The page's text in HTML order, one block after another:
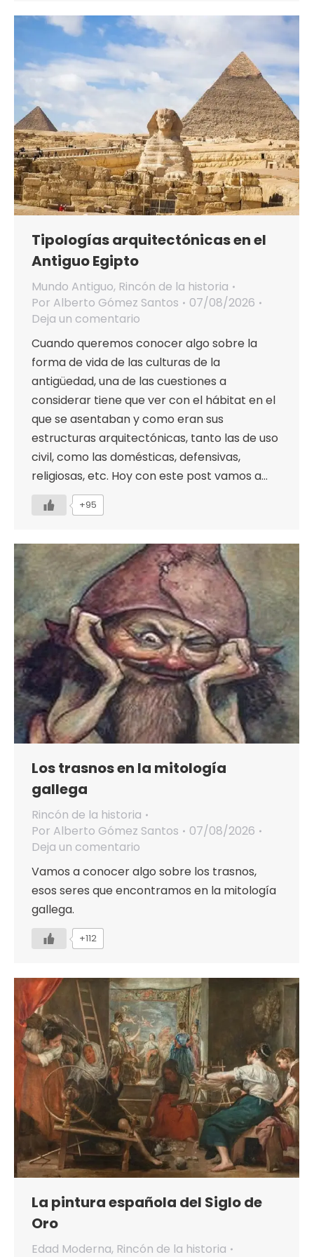
Tipologías arquitectónicas en el
Antiguo Egipto
Mundo Antiguo, Rincón de la historia
Por Alberto Gómez Santos
07/08/2026
Deja un comentario
Cuando queremos conocer algo sobre la
forma de vida de las culturas de la
antigüedad, una de las cuestiones a
considerar tiene que ver con el hábitat en el
que se asentaban y como eran sus
estructuras arquitectónicas, tanto las de uso
civil, como las domésticas, defensivas,
religiosas, etc. Hoy con este post vamos a…
+95
Los trasnos en la mitología
gallega
Rincón de la historia
Por Alberto Gómez Santos
07/08/2026
Deja un comentario
Vamos a conocer algo sobre los trasnos,
esos seres que encontramos en la mitología
gallega.
+112
La pintura española del Siglo de
Oro
Edad Moderna, Rincón de la historia